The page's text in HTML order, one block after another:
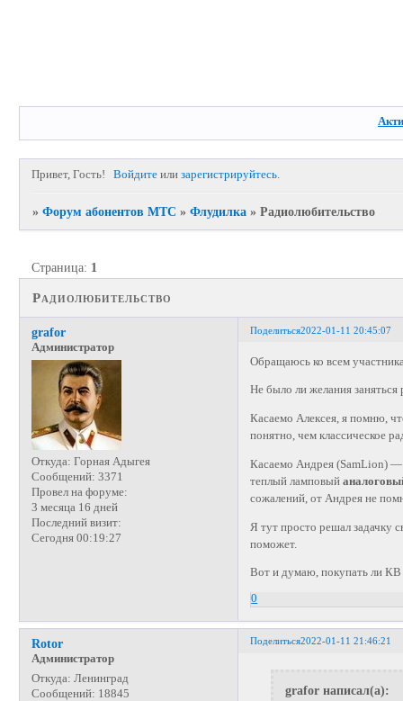
Привет, Гость! Войдите илизарегистрируйтесь.
»Форум абонентов МТС »Флудилка »Радиолюбительство
Радиолюбительство
Страница: 1
Поделиться2022-01-11 20:45:07
grafor
Администратор
Откуда: Горная Адыгея
Сообщений: 3371
Провел на форуме:
3 месяца 16 дней
Последний визит:
Сегодня 00:19:27
Обращаюсь ко всем
Не было ли желания
Касаемо Алексея, я помню,
понятно, чем классическое
Касаемо Андрея (SamLion) —
теплый ламповый
сожалений, от Андрея не
Я тут просто решал задачку
поможет.
Вот и думаю, покупать ли
0
Поделиться2022-01-11 21:46:21
Rotor
Администратор
Откуда: Ленинград
Сообщений: 18845
grafor написал(а):